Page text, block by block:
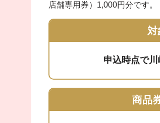
店舗専用券）1,000円分です。
対
申込時点で
商品